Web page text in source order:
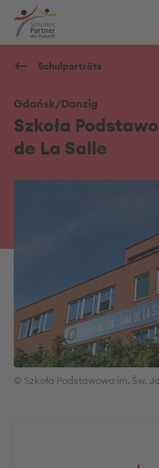
Schulporträts
Gdańsk/Danzig
Szkoła
de La Salle
© Szkoła Podstawowa im. Św.